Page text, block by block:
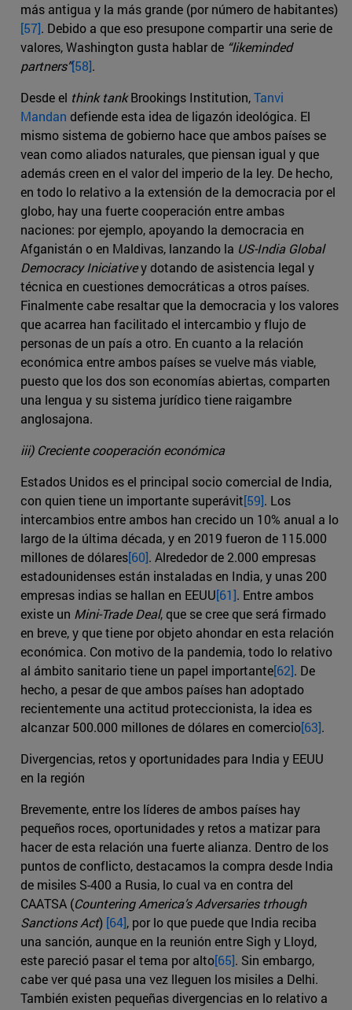
más antigua y la más grande (por número de habitantes)
[57]. Debido a que eso presupone compartir una serie de
valores, Washington gusta hablar de “likeminded
partners”[58].
Desde el think tankBrookings Institution,Tanvi
Mandan defiende esta idea de ligazón ideológica. El
mismo sistema de gobierno hace que ambos países se
vean como aliados naturales, que piensan igual y que
además creen en el valor del imperio de la ley. De hecho,
en todo lo relativo a la extensión de la democracia por el
globo, hay una fuerte cooperación entre ambas
naciones: por ejemplo, apoyando la democracia en
Afganistán o en Maldivas, lanzando la US-India Global
Democracy Iniciativey dotando de asistencia legal y
técnica en cuestiones democráticas a otros países.
Finalmente cabe resaltar que la democracia y los valores
que acarrea han facilitado el intercambio y flujo de
personas de un país a otro. En cuanto a la relación
económica entre ambos países se vuelve más viable,
puesto que los dos son economías abiertas, comparten
una lengua y su sistema jurídico tiene raigambre
anglosajona.
iii) Creciente cooperación económica
Estados Unidos es el principal socio comercial de India,
con quien tiene un importante superávit[59]. Los
intercambios entre ambos han crecido un 10% anual a lo
largo de la última década, y en 2019 fueron de 115.000
millones de dólares[60]. Alrededor de 2.000 empresas
estadounidenses están instaladas en India, y unas 200
empresas indias se hallan en EEUU[61]. Entre ambos
existe un Mini-Trade Deal, que se cree que será firmado
en breve, y que tiene por objeto ahondar en esta relación
económica. Con motivo de la pandemia, todo lo relativo
al ámbito sanitario tiene un papel importante[62]. De
hecho, a pesar de que ambos países han adoptado
recientemente una actitud proteccionista, la idea es
alcanzar 500.000 millones de dólares en comercio[63].
Divergencias, retos y oportunidades para India y EEUU
en la región
Brevemente, entre los líderes de ambos países hay
pequeños roces, oportunidades y retos a matizar para
hacer de esta relación una fuerte alianza. Dentro de los
puntos de conflicto, destacamos la compra desde India
de misiles S-400 a Rusia, lo cual va en contra del
CAATSA (Countering America’s Adversaries trhough
Sanctions Act) [64], por lo que puede que India reciba
una sanción, aunque en la reunión entre Sigh y Lloyd,
este pareció pasar el tema por alto[65]. Sin embargo,
cabe ver qué pasa una vez lleguen los misiles a Delhi.
También existen pequeñas divergencias en lo relativo a